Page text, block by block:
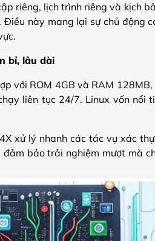
riêng, lịch trình riêng và kịch
này mang lại sự chủ động
bỉ, lâu dài
với ROM 4GB và RAM
liên tục 24/7. Linux vốn nổi
xử lý nhanh các tác vụ xác
bảo trải nghiệm mượt mà